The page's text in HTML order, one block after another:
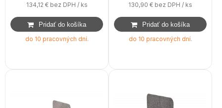
134,12 € bez DPH / ks
do 10 pracovných dní.
130,90 € bez DPH / ks
do 10 pracovných dní.